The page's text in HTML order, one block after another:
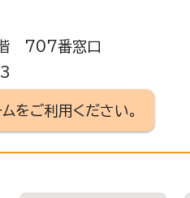
707番窓口
をご利用ください。